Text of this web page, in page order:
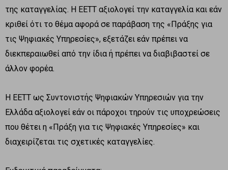
της καταγγελίας. Η ΕΕΤΤ αξιολογεί την καταγγελία και εάν
κριθεί ότι το θέμα αφορά σε παράβαση της «Πράξης για
τις Ψηφιακές Υπηρεσίες», εξετάζει εάν πρέπει να
διεκπεραιωθεί από την ίδια ή πρέπει να διαβιβαστεί σε
άλλον φορέα.
Η ΕΕΤΤ ως Συντονιστής Ψηφιακών Υπηρεσιών για την
Ελλάδα αξιολογεί εάν οι πάροχοι τηρούν τις υποχρεώσεις
που θέτει η «Πράξη για τις Ψηφιακές Υπηρεσίες» και
διαχειρίζεται τις σχετικές καταγγελίες.